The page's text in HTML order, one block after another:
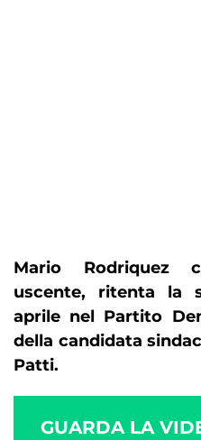
Mario Rodriquez
uscente, ritenta la
aprile nel Partito
della candidata
Patti.
GUARDA LA